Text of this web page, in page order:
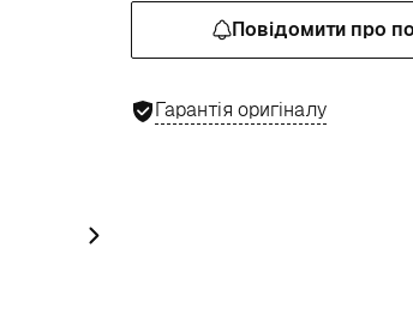
Повідомити про
Гарантія оригіналу